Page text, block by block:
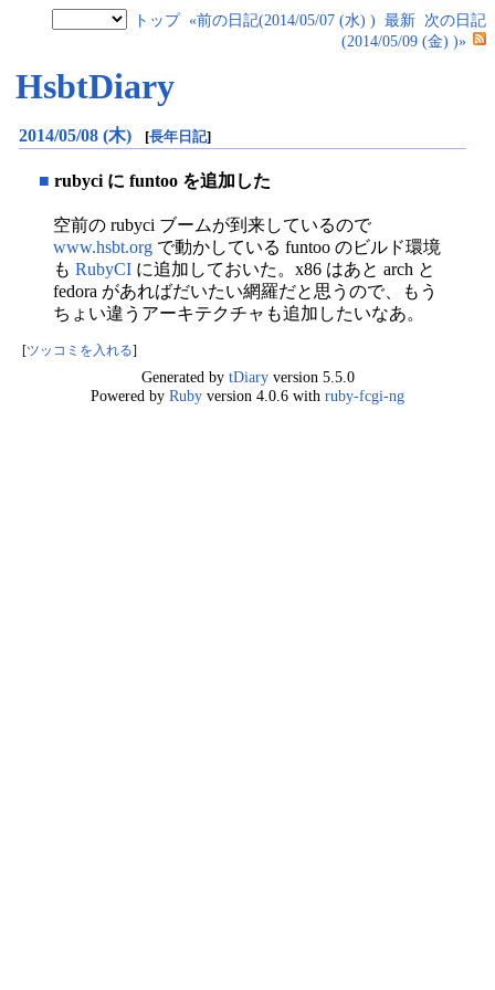
トップ «前の日記(2014/05/07 (水) ) 最新 次の日記
(2014/05/09 (金) )»
HsbtDiary
2014/05/08 (木) [長年日記]
■ rubyci に funtoo を追加した
空前の rubyci ブームが到来しているので
www.hsbt.org で動かしている funtoo のビルド環境
も RubyCI に追加しておいた。x86 はあと arch と
fedora があればだいたい網羅だと思うので、もう
ちょい違うアーキテクチャも追加したいなあ。
[ツッコミを入れる]
Generated by tDiaryversion 5.5.0
Powered by Ruby version 4.0.6 with ruby-fcgi-ng